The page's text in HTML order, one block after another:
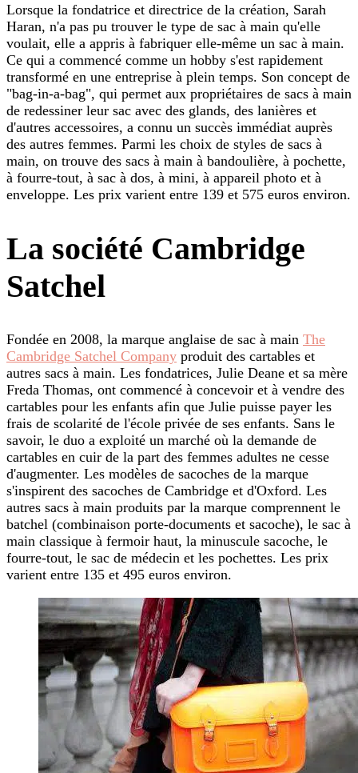
Lorsque la fondatrice et directrice de la création, Sarah
Haran, n'a pas pu trouver le type de sac à main qu'elle
voulait, elle a appris à fabriquer elle-même un sac à main.
Ce qui a commencé comme un hobby s'est rapidement
transformé en une entreprise à plein temps. Son concept de
"bag-in-a-bag", qui permet aux propriétaires de sacs à main
de redessiner leur sac avec des glands, des lanières et
d'autres accessoires, a connu un succès immédiat auprès
des autres femmes. Parmi les choix de styles de sacs à
main, on trouve des sacs à main à bandoulière, à pochette,
à fourre-tout, à sac à dos, à mini, à appareil photo et à
enveloppe. Les prix varient entre 139 et 575 euros environ.
La société Cambridge
Satchel
Fondée en 2008, la marque anglaise de sac à main The
Cambridge Satchel Company produit des cartables et
autres sacs à main. Les fondatrices, Julie Deane et sa mère
Freda Thomas, ont commencé à concevoir et à vendre des
cartables pour les enfants afin que Julie puisse payer les
frais de scolarité de l'école privée de ses enfants. Sans le
savoir, le duo a exploité un marché où la demande de
cartables en cuir de la part des femmes adultes ne cesse
d'augmenter. Les modèles de sacoches de la marque
s'inspirent des sacoches de Cambridge et d'Oxford. Les
autres sacs à main produits par la marque comprennent le
batchel (combinaison porte-documents et sacoche), le sac à
main classique à fermoir haut, la minuscule sacoche, le
fourre-tout, le sac de médecin et les pochettes. Les prix
varient entre 135 et 495 euros environ.